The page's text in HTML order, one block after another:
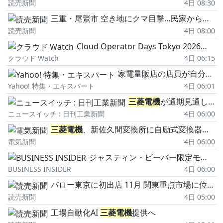
読売新聞 4日 08:30
三重・尾鷲市 空き地にクマ目撃…民家から約20メートル
読売新聞 4日 08:00
Cloud Operator Days Tokyo 2026がスタート、「AIとどう向き合うか」をテーマにインフラ運用の知見を集約
クラウド Watch 4日 06:15
家電量販店の店員が自分で買う家電メーカーは?
Yahoo! 特集・エキスパート 4日 06:01
三菱電機が通期見通し上方修正、FAシステム「AI、半導体メモリーがけん引する需要は少なくても26年度中は続く」
ニュースイッチ : 日刊工業新聞 4日 06:00
三菱電機、新佐久間変換所に自励式変換器納入/細かな挙動再現
電気新聞 4日 06:00
ジャスティン・ビーバー限定モデルも…150ドルの「携帯扇風機」がヨーロッパで新たなステータスシンボルに
BUSINESS INSIDER 4日 06:00
バロー東京に初出店 11月 関東重点市場に位置づけ
読売新聞 4日 05:00
工場自動化AI三菱電機提供へ